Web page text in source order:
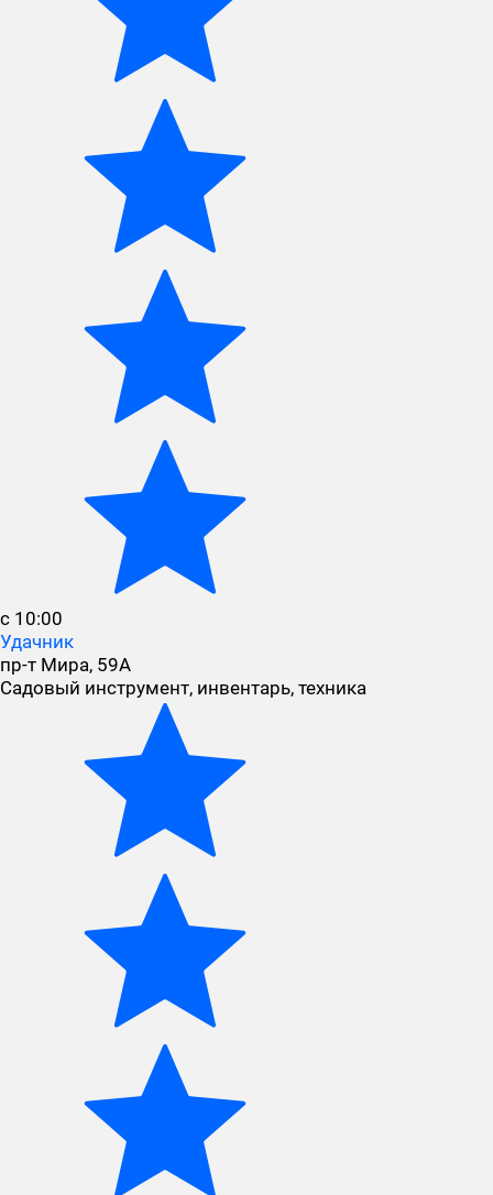
с 10:00
Удачник
пр-т Мира, 59А
Садовый инструмент, инвентарь, техника